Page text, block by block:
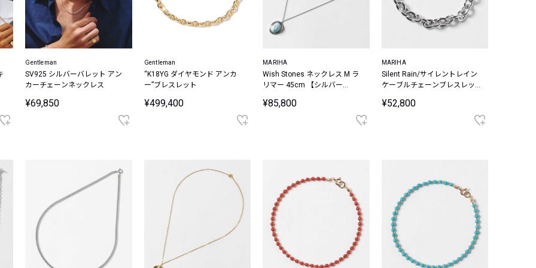
Gentleman
SV925 シルバーバレット アン
カーチェーンネックレス
¥69,850
Gentleman
“K18YG ダイヤモンド アンカ
ー”ブレスレット
¥499,400
MARIHA
Wish Stones ネックレス M ラ
リマー 45cm 【シルバー
¥85,800
MARIHA
Silent Rain/サイレントレイン
ケーブルチェーンブレスレッ
¥52,800